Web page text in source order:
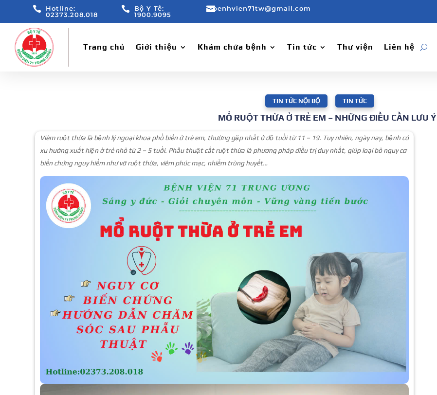

Hotline:
02373.208.018

Bộ Y Tế:
1900.9095
benhvien71tw@gmail.com
Trang chủ Giới thiệu Khám chữa bệnh Tin tức Thư viện Liên hệ
TIN TỨC NỘI BỘ TIN TỨC
MỔ RUỘT THỪA Ở TRẺ EM – NHỮNG ĐIỀU CẦN LƯU Ý
Viêm ruột thừa là bệnh lý ngoại khoa phổ biến ở trẻ em, thường gặp nhất ở độ tuổi từ 11 – 19. Tuy nhiên, ngày nay, bệnh có
xu hướng xuất hiện ở trẻ nhỏ từ 2 – 5 tuổi. Phẫu thuật cắt ruột thừa là phương pháp điều trị duy nhất, giúp loại bỏ nguy cơ
biến chứng nguy hiểm như vỡ ruột thừa, viêm phúc mạc, nhiễm trùng huyết…